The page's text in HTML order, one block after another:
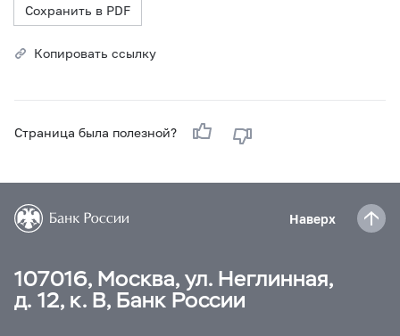
Сохранить в PDF
Копировать ссылку
Страница была полезной?
Наверх
107016, Москва, ул. Неглинная,
д. 12, к. В, Банк России